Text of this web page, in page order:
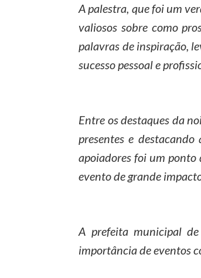
A palestra, que foi um
valiosos sobre como
palavras de inspiração,
sucesso pessoal e
Entre os destaques da
presentes e
apoiadores foi um ponto
evento de grande
A prefeita municipal
importância de eventos